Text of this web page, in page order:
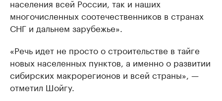
населения всей России, так и наших
многочисленных соотечественников в странах
СНГ и дальнем зарубежье».
«Речь идет не просто о строительстве в тайге
новых населенных пунктов, а именно о развитии
сибирских макрорегионов и всей страны», —
отметил Шойгу.